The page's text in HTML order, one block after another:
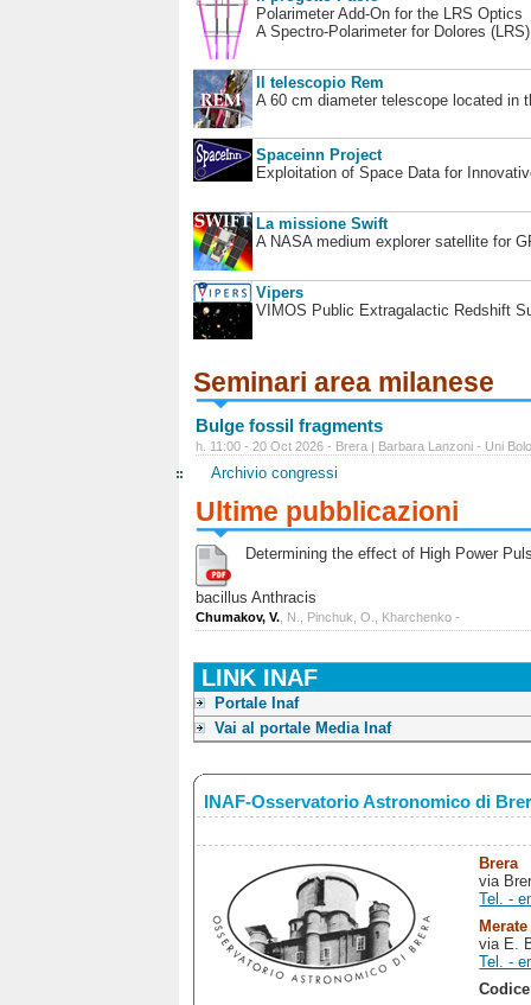
Polarimeter Add-On for the LRS Optics
A Spectro-Polarimeter for Dolores
Il telescopio Rem
A 60 cm diameter telescope located in
Spaceinn Project
Exploitation of Space Data for
La missione Swift
A NASA medium explorer satellite for
Vipers
VIMOS Public Extragalactic Redshift
Seminari area milanese
Bulge fossil fragments
h. 11:00 - 20 Oct 2026 - Brera | Barbara Lanzoni - Uni
Archivio congressi
Ultime pubblicazioni
Determining the effect of High Power
bacillus Anthracis
Chumakov, V. , N., Pinchuk, O., Kharchenko -
LINK INAF
Portale Inaf
Vai al portale Media Inaf
INAF-Osservatorio Astronomico di
Brera
via
Tel. -
Merate
via E.
Tel. -